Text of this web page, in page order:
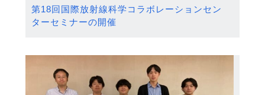
第18回国際放射線科学コラボレーションセン
ターセミナーの開催